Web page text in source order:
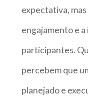
expectativa,
engajamento e
participantes.
percebem que
planejado e